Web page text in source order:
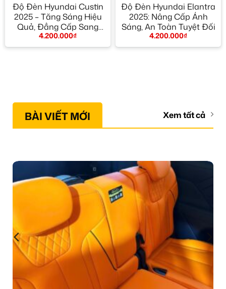
Độ Đèn Hyundai Custin
2025 – Tăng Sáng Hiệu
Quả, Đẳng Cấp Sang
Trọng
4.200.000₫
Độ Đèn Hyundai Elantra
2025: Nâng Cấp Ánh
Sáng, An Toàn Tuyệt Đối
4.200.000₫
BÀI VIẾT MỚI Xem tất cả